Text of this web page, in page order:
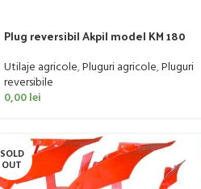
Plug reversibil Akpil model KM 180
Utilaje agricole,Pluguri agricole,Pluguri
reversibile
0,00lei
SOLD
OUT